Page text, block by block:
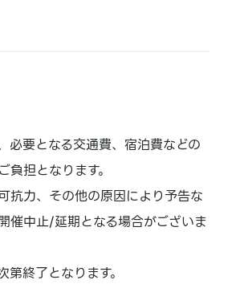
必要となる交通費、宿泊費などの
担となります。
抗力、その他の原因により予告な
催中止/延期となる場合がございま
終了となります。